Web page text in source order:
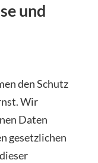
und
den Schutz
Wir
Daten
gesetzlichen